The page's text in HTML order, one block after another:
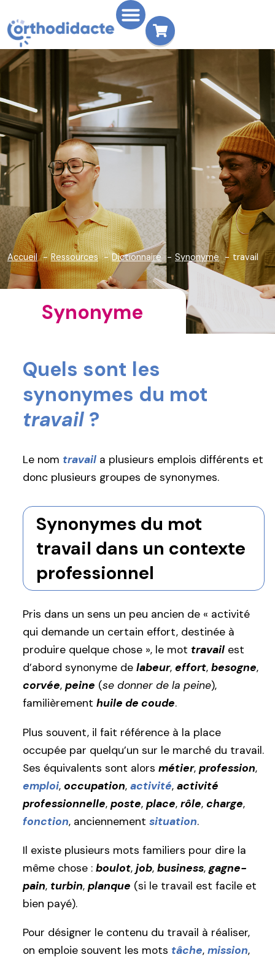
Accueil Ressources Dictionnaire Synonyme travail
Synonyme
Quels sont les
synonymes du mot
travail ?
Le nom travail a plusieurs emplois différents et
donc plusieurs groupes de synonymes.
Synonymes du mot
travail dans un contexte
professionnel
Pris dans un sens un peu ancien de « activité
qui demande un certain effort, destinée à
produire quelque chose », le mot travail est
d’abord synonyme de labeur, effort, besogne,
corvée, peine (se donner de la peine),
familièrement huile de coude.
Plus souvent, il fait référence à la place
occupée par quelqu’un sur le marché du travail.
Ses équivalents sont alors métier, profession,
emploi, occupation, activité, activité
professionnelle, poste, place, rôle, charge,
fonction, anciennement situation.
Il existe plusieurs mots familiers pour dire la
même chose : boulot, job, business, gagne-
pain, turbin, planque (si le travail est facile et
bien payé).
Pour désigner le contenu du travail à réaliser,
on emploie souvent les mots tâche, mission,